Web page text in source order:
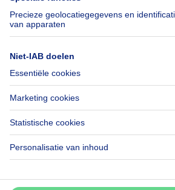
Hulp
Veelgestelde vragen
Toegankelijkheid
Contacteer ons
Volg
Immoweb SA © 2026 - Alle
Gebruiksvoorwaarden Cookie
Rangschikking